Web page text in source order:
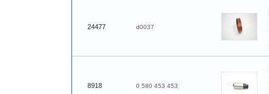
24477 d0037
8918 0 580 453 453